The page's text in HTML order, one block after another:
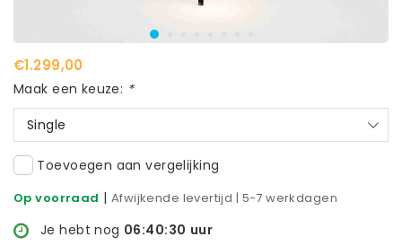
€1.299,00
Maak een keuze: *
Single
Toevoegen aan vergelijking
Op voorraad | Afwijkende levertijd | 5-7 werkdagen
Je hebt nog 06:40:30 uur